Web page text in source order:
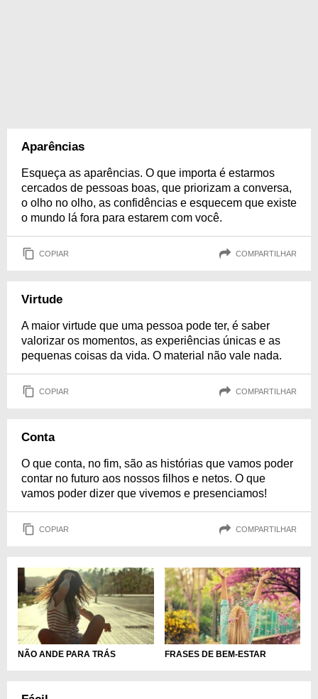
Aparências
Esqueça as aparências. O que importa é estarmos
cercados de pessoas boas, que priorizam a conversa,
o olho no olho, as confidências e esquecem que existe
o mundo lá fora para estarem com você.
COPIAR COMPARTILHAR
Virtude
A maior virtude que uma pessoa pode ter, é saber
valorizar os momentos, as experiências únicas e as
pequenas coisas da vida. O material não vale nada.
COPIAR COMPARTILHAR
Conta
O que conta, no fim, são as histórias que vamos poder
contar no futuro aos nossos filhos e netos. O que
vamos poder dizer que vivemos e presenciamos!
COPIAR COMPARTILHAR
NÃO ANDE PARA TRÁS FRASES DE BEM-ESTAR